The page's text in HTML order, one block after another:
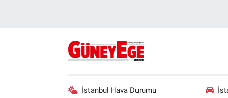
İstanbul Hava Durumu